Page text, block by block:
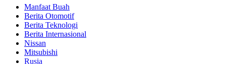
Manfaat Buah
Berita Otomotif
Berita Teknologi
Berita Internasional
Nissan
Mitsubishi
Rusia